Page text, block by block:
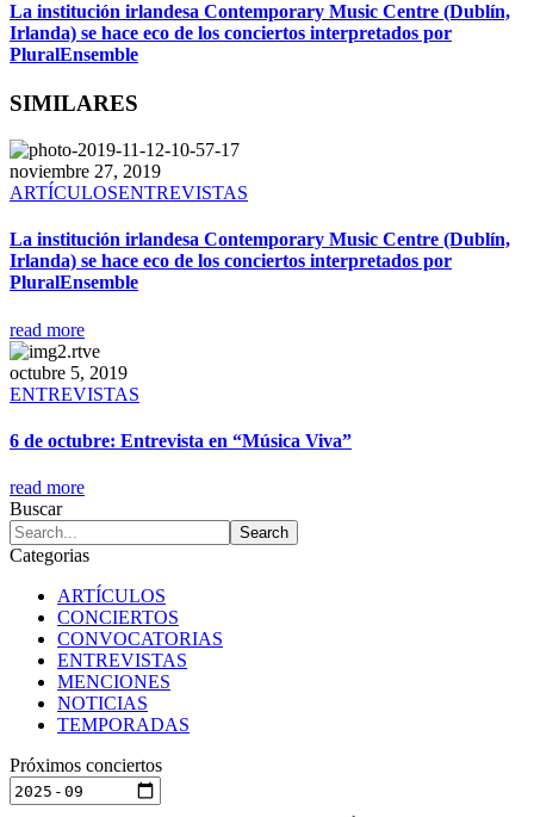
La institución irlandesa Contemporary Music Centre (Dublín,
Irlanda) se hace eco de los conciertos interpretados por
PluralEnsemble
SIMILARES
noviembre 27, 2019
ARTÍCULOSENTREVISTAS
La institución irlandesa Contemporary Music Centre (Dublín,
Irlanda) se hace eco de los conciertos interpretados por
PluralEnsemble
read more
octubre 5, 2019
ENTREVISTAS
6 de octubre: Entrevista en “Música Viva”
read more
Buscar
Categorias
ARTÍCULOS
CONCIERTOS
CONVOCATORIAS
ENTREVISTAS
MENCIONES
NOTICIAS
TEMPORADAS
Próximos conciertos